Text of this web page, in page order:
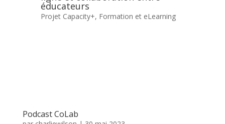
éducateurs
Projet Capacity+, Formation et eLearning
Podcast CoLab